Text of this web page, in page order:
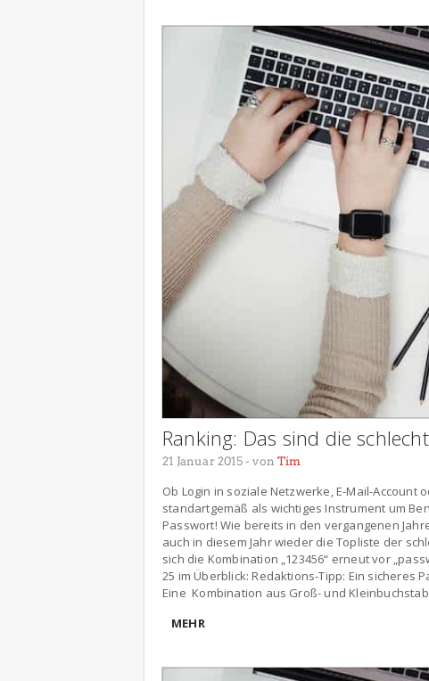
Ranking: Das sind die
21 Januar 2015- vonTim
Ob Login in soziale Netzwerke, E-Mail-
standartgemäß als wichtiges Instrument um
Passwort! Wie bereits in den vergangenen
auch in diesem Jahr wieder die Topliste der
sich die Kombination „123456“ erneut vor
25 im Überblick: Redaktions-Tipp: Ein
Eine Kombination aus Groß- und
MEHR